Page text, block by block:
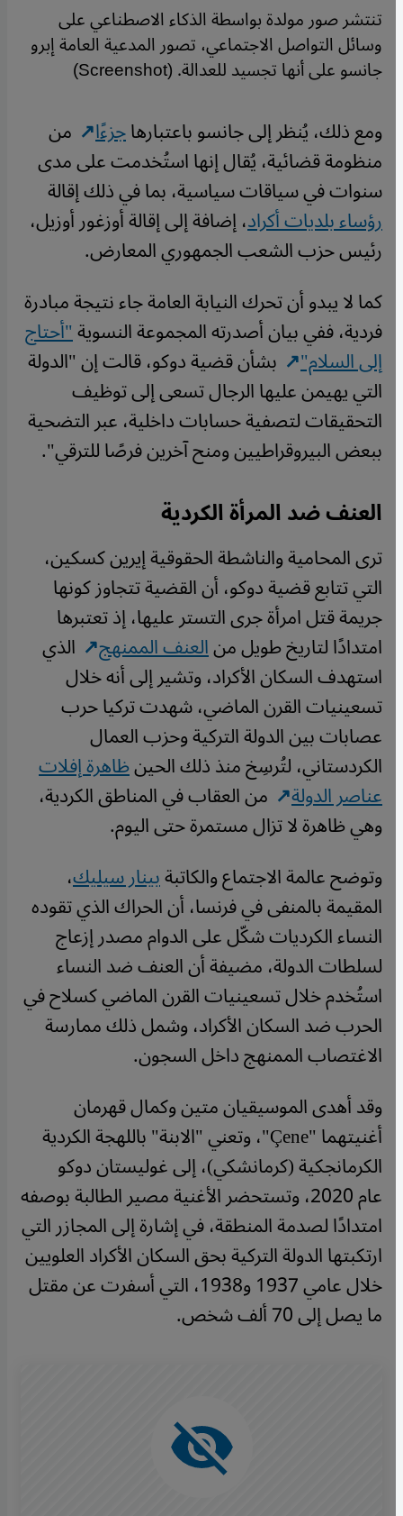
تنتشر صور مولدة بواسطة الذكاء الاصطناعي على
وسائل التواصل الاجتماعي، تصور المدعية العامة إبرو
جانسو على أنها تجسيد للعدالة. (Screenshot)
ومع ذلك، يُنظر إلى جانسو باعتبارهاجزءًا من
منظومة قضائية، يُقال إنها استُخدمت على مدى
سنوات في سياقات سياسية، بما في ذلك إقالة
رؤساء بلديات أكراد، إضافة إلى إقالة أوزغور أوزيل،
رئيس حزب الشعب الجمهوري المعارض.
كما لا يبدو أن تحرك النيابة العامة جاء نتيجة مبادرة
فردية، ففي بيان أصدرته المجموعة النسوية"أحتاج
إلى السلام" بشأن قضية دوكو، قالت إن "الدولة
التي يهيمن عليها الرجال تسعى إلى توظيف
التحقيقات لتصفية حسابات داخلية، عبر التضحية
ببعض البيروقراطيين ومنح آخرين فرصًا للترقي".
العنف ضد المرأة الكردية
ترى المحامية والناشطة الحقوقية إيرين كسكين،
التي تتابع قضية دوكو، أن القضية تتجاوز كونها
جريمة قتل امرأة جرى التستر عليها، إذ تعتبرها
امتدادًا لتاريخ طويل منالعنف الممنهج الذي
استهدف السكان الأكراد، وتشير إلى أنه خلال
تسعينيات القرن الماضي، شهدت تركيا حرب
عصابات بين الدولة التركية وحزب العمال
الكردستاني، لتُرسِخ منذ ذلك الحينظاهرة إفلات
عناصر الدولة من العقاب في المناطق الكردية،
وهي ظاهرة لا تزال مستمرة حتى اليوم.
وتوضح عالمة الاجتماع والكاتبةبينار سيليك،
المقيمة بالمنفى في فرنسا، أن الحراك الذي تقوده
النساء الكرديات شكّل على الدوام مصدر إزعاج
لسلطات الدولة، مضيفة أن العنف ضد النساء
استُخدم خلال تسعينيات القرن الماضي كسلاح في
الحرب ضد السكان الأكراد، وشمل ذلك ممارسة
الاغتصاب الممنهج داخل السجون.
وقد أهدى الموسيقيان متين وكمال قهرمان
أغنيتهما "Çene"، وتعني "الابنة" باللهجة الكردية
الكرمانجكية (كرمانشكي)، إلى غوليستان دوكو
عام 2020، وتستحضر الأغنية مصير الطالبة بوصفه
امتدادًا لصدمة المنطقة، في إشارة إلى المجازر التي
ارتكبتها الدولة التركية بحق السكان الأكراد العلويين
خلال عامي 1937 و1938، التي أسفرت عن مقتل
ما يصل إلى 70 ألف شخص.